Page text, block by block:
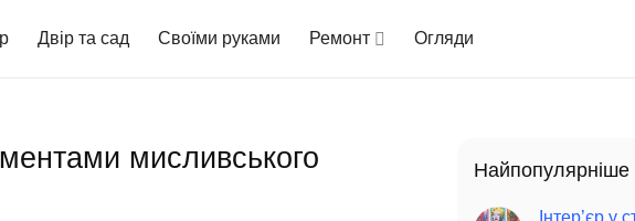
Двір та сад Своїми руками Ремонт Огляди
мисливського
Найпопулярніше
Інтер’єр у